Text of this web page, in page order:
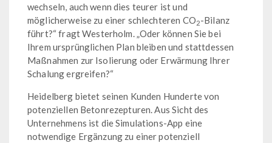
wechseln, auch wenn dies teurer ist und
möglicherweise zu einer schlechteren CO2-Bilanz
führt?“ fragt Westerholm. „Oder können Sie bei
Ihrem ursprünglichen Plan bleiben und stattdessen
Maßnahmen zur Isolierung oder Erwärmung Ihrer
Schalung ergreifen?“
Heidelberg bietet seinen Kunden Hunderte von
potenziellen Betonrezepturen. Aus Sicht des
Unternehmens ist die Simulations-App eine
notwendige Ergänzung zu einer potenziell